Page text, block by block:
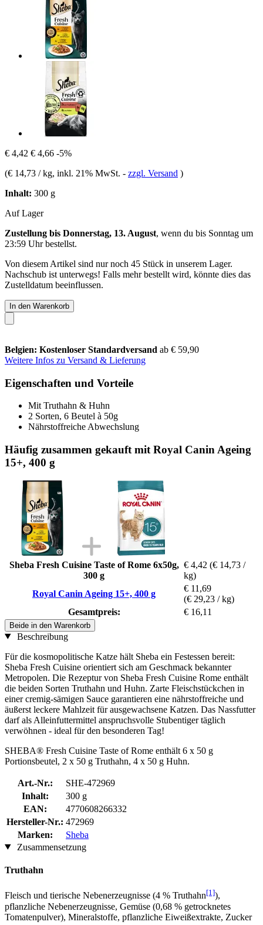
€ 4,42 € 4,66 -5%
(€ 14,73 / kg, inkl. 21% MwSt. - zzgl. Versand )
Inhalt: 300 g
Auf Lager
Zustellung bis Donnerstag, 13. August, wenn du bis Sonntag um
23:59 Uhrbestellst.
Von diesem Artikel sind nur noch 45 Stück in unserem Lager.
Nachschub ist unterwegs! Falls mehr bestellt wird, könnte dies das
Zustelldatum beeinflussen.
In den Warenkorb
Belgien: Kostenloser Standardversand ab € 59,90
Weitere Infos zu Versand & Lieferung
Eigenschaften und Vorteile
Mit Truthahn & Huhn
2 Sorten, 6 Beutel à 50g
Nährstoffreiche Abwechslung
Häufig zusammen gekauft mit Royal Canin Ageing
15+, 400 g
Sheba Fresh Cuisine Taste of Rome 6x50g,
300 g
€ 4,42 (€ 14,73 /
kg)
Royal Canin Ageing 15+, 400 g
€ 11,69
(€ 29,23 / kg)
Gesamtpreis:
€ 16,11
Beide in den Warenkorb
Beschreibung
Für die kosmopolitische Katze hält Sheba ein Festessen bereit:
Sheba Fresh Cuisine orientiert sich am Geschmack bekannter
Metropolen. Die Rezeptur von Sheba Fresh Cuisine Rome enthält
die beiden Sorten Truthahn und Huhn. Zarte Fleischstückchen in
einer cremig-sämigen Sauce garantieren eine nährstoffreiche und
äußerst leckere Mahlzeit für ausgewachsene Katzen. Das Nassfutter
darf als Alleinfuttermittel anspruchsvolle Stubentiger täglich
verwöhnen - ideal für den besonderen Tag!
SHEBA® Fresh Cuisine Taste of Rome enthält 6 x 50 g
Portionsbeutel, 2 x 50 g Truthahn, 4 x 50 g Huhn.
Art.-Nr.:
SHE-472969
Inhalt:
300 g
EAN:
4770608266332
Hersteller-Nr.: 472969
Marken:
Sheba
Zusammensetzung
Truthahn
Fleisch und tierische Nebenerzeugnisse (4 % Truthahn[1]),
pflanzliche Nebenerzeugnisse, Gemüse (0,68 % getrocknetes
Tomatenpulver), Mineralstoffe, pflanzliche Eiweißextrakte, Zucker